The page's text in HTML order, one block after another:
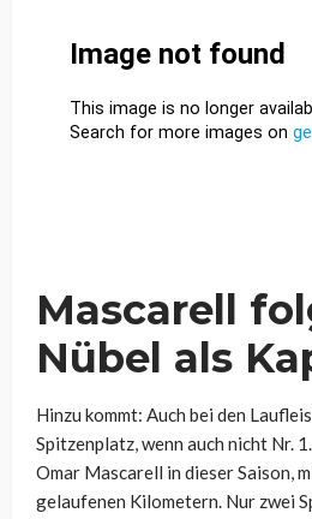
Mascarell
Nübel als
Hinzu kommt: Auch bei den
Spitzenplatz, wenn auch nicht Nr.
Omar Mascarell in dieser Saison,
gelaufenen Kilometern. Nur zwei